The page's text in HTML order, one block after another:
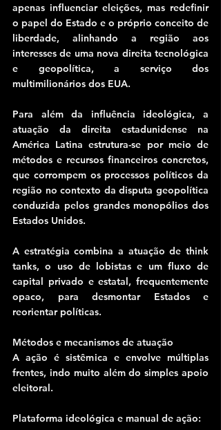
apenas influenciar eleições, mas redefinir
o papel do Estado e o próprio conceito de
liberdade, alinhando a região aos
interesses de uma nova direita tecnológica
e geopolítica, a serviço dos
multimilionários dos EUA.
Para além da influência ideológica, a
atuação da direita estadunidense na
América Latina estrutura-se por meio de
métodos e recursos financeiros concretos,
que corrompem os processos políticos da
região no contexto da disputa geopolítica
conduzida pelos grandes monopólios dos
Estados Unidos.
A estratégia combina a atuação de think
tanks, o uso de lobistas e um fluxo de
capital privado e estatal, frequentemente
opaco, para desmontar Estados e
reorientar políticas.
Métodos e mecanismos de atuação
A ação é sistêmica e envolve múltiplas
frentes, indo muito além do simples apoio
eleitoral.
Plataforma ideológica e manual de ação: